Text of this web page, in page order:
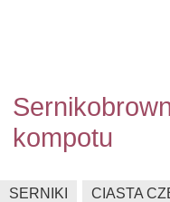
kompotu
SERNIKI CIASTA